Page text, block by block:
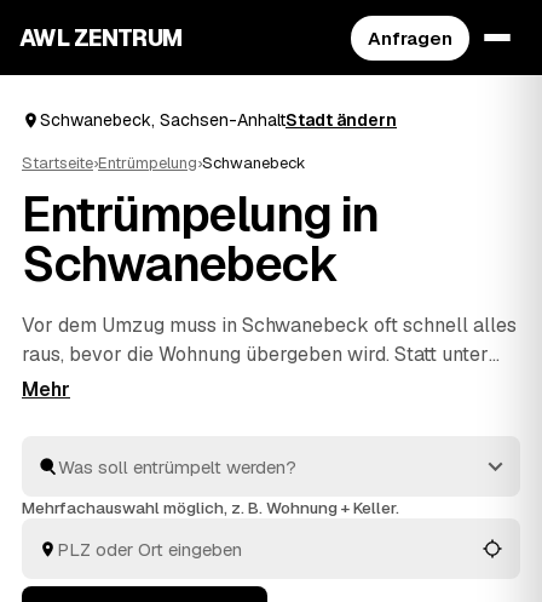
AWL ZENTRUM Anfragen
Schwanebeck, Sachsen-AnhaltStadt ändern
Startseite›Entrümpelung›Schwanebeck
Entrümpelung in
Schwanebeck
Vor dem Umzug muss in Schwanebeck oft schnell alles
raus, bevor die Wohnung übergeben wird. Statt unter
Zeitdruck den erstbesten Betrieb zu nehmen, stellen
GröningenundKroppenstedt. So vergleichen Sie Preise
und Termine, auch wenn es eilig ist. Die Profis kümmern
Mehrfachauswahl möglich, z. B. Wohnung + Keller.